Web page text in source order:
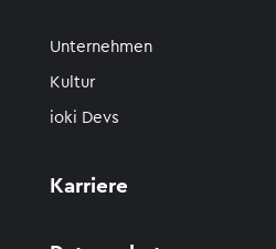
Unternehmen
Kultur
ioki Devs
Karriere